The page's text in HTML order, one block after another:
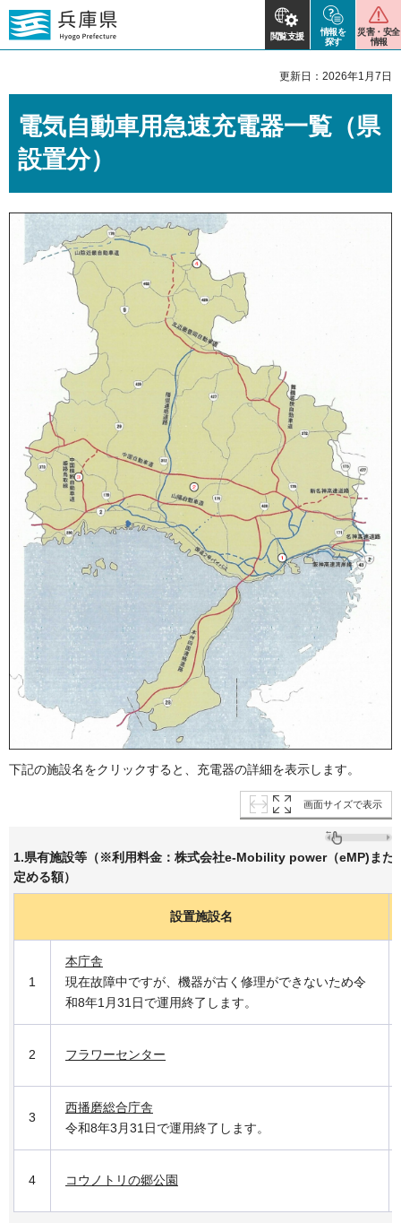
閲覧支援
情報を
探す
災害・安全
情報
更新日：2026年1月7日
電気自動車用急速充電器一覧（県
設置分）
下記の施設名をクリックすると、充電器の詳細を表示します。
画面サイズで表示
1.県有施設等（※利用料金：株式会社e-Mobility power（eMP)また
定める額）
設置施設名
1
本庁舎
現在故障中ですが、機器が古く修理ができないため令
和8年1月31日で運用終了します。
2 フラワーセンター
3
西播磨総合庁舎
令和8年3月31日で運用終了します。
4 コウノトリの郷公園